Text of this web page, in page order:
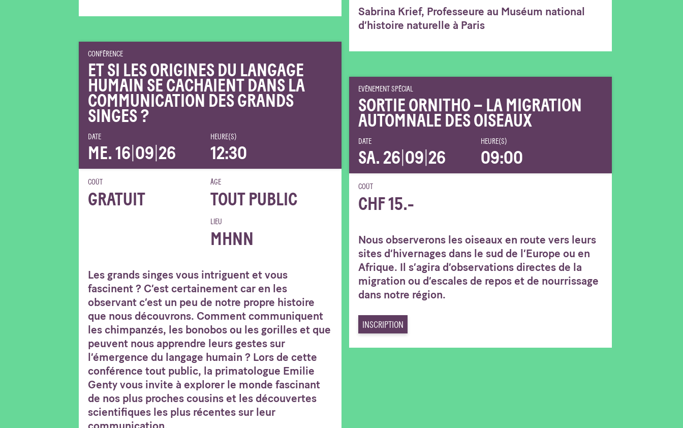
Sabrina Krief, Professeure au Muséum national
d’histoire naturelle à Paris
CONFÉRENCE
ET SI LES ORIGINES DU LANGAGE
HUMAIN SE CACHAIENT DANS LA
COMMUNICATION DES GRANDS
SINGES ?
DATE
ME. 16 09 26
HEURE(S)
12:30
COÛT
GRATUIT
ÂGE
TOUT PUBLIC
LIEU
MHNN
Les grands singes vous intriguent et vous
fascinent ? C’est certainement car en les
observant c’est un peu de notre propre histoire
que nous découvrons. Comment communiquent
les chimpanzés, les bonobos ou les gorilles et que
peuvent nous apprendre leurs gestes sur
l’émergence du langage humain ? Lors de cette
conférence tout public, la primatologue Emilie
Genty vous invite à explorer le monde fascinant
de nos plus proches cousins et les découvertes
scientifiques les plus récentes sur leur
EVÉNEMENT SPÉCIAL
SORTIE ORNITHO – LA MIGRATION
AUTOMNALE DES OISEAUX
DATE
SA. 26 09 26
HEURE(S)
09:00
COÛT
CHF 15.-
Nous observerons les oiseaux en route vers leurs
sites d’hivernages dans le sud de l’Europe ou en
Afrique. Il s’agira d’observations directes de la
migration ou d’escales de repos et de nourrissage
dans notre région.
INSCRIPTION